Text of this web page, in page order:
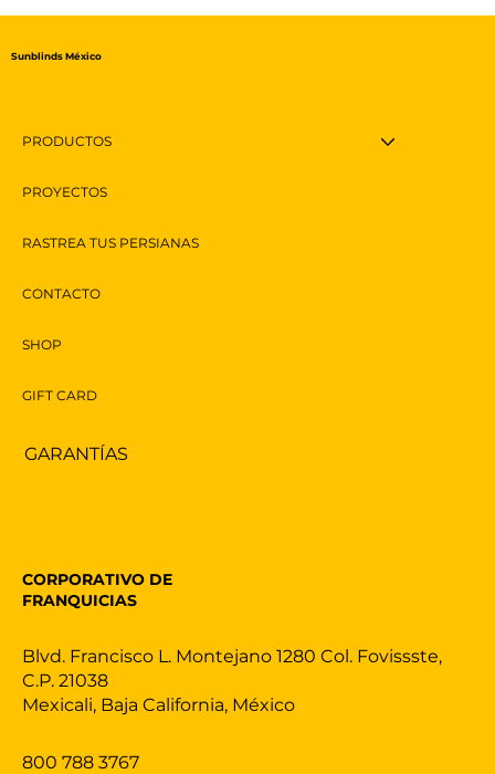
Funcionalidad en un Solo Click
PRODUCTOS
PROYECTOS
RASTREA TUS PERSIANAS
CONTACTO
SHOP
GIFT CARD
Sunblinds México
GARANTÍAS
800 788 3767
Blvd. Francisco L. Montejano 1280 Col. Fovissste,
C.P. 21038
Mexicali, Baja California, México
CORPORATIVO DE
FRANQUICIAS